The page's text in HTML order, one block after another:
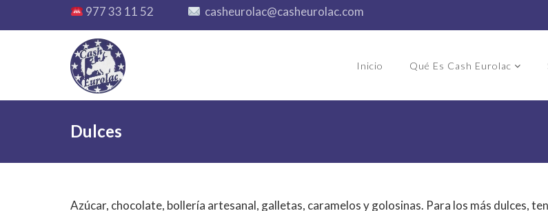
977 33 11 52 casheurolac@casheurolac.com
Inicio Qué Es Cash Eurolac
Dulces
Azúcar, chocolate, bollería artesanal, galletas, caramelos y golosinas. Para los más dulces,